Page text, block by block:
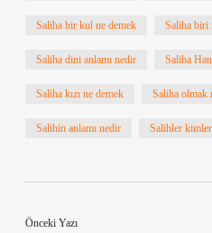
Saliha bir kul ne demek Saliha biri
Saliha dini anlamı nedir Saliha
Saliha kızı ne demek Saliha olmak
Salihin anlamı nedir Salihler
Önceki Yazı